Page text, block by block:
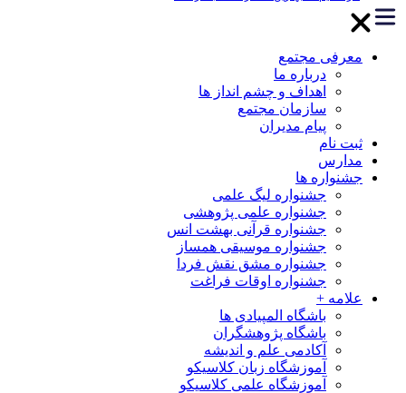
معرفی مجتمع
درباره ما
اهداف و چشم انداز ها
سازمان مجتمع
پیام مدیران
ثبت نام
مدارس
جشنواره ها
جشنواره لیگ علمی
جشنواره علمی پژوهشی
جشنواره قرآنی بهشت انس
جشنواره موسیقی همساز
جشنواره مشق نقش فردا
جشنواره اوقات فراغت
علامه +
باشگاه المپیادی ها
باشگاه پژوهشگران
آکادمی علم و اندیشه
آموزشگاه زبان کلاسیکو
آموزشگاه علمی کلاسیکو